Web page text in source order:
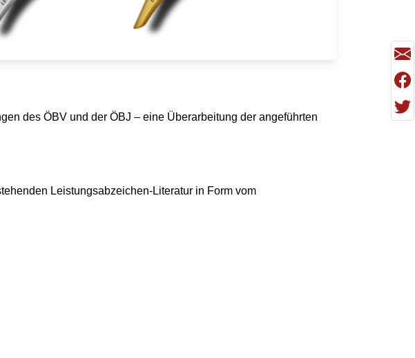
des ÖBV und der ÖBJ – eine Überarbeitung der angeführten
Leistungsabzeichen-Literatur in Form vom